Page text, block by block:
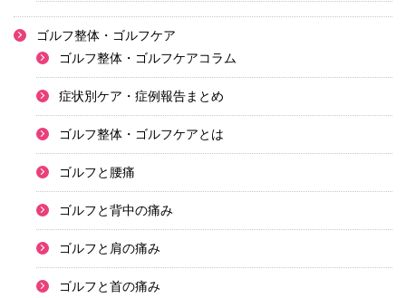
ゴルフ整体・ゴルフケア
ゴルフ整体・ゴルフケアコラム
症状別ケア・症例報告まとめ
ゴルフ整体・ゴルフケアとは
ゴルフと腰痛
ゴルフと背中の痛み
ゴルフと肩の痛み
ゴルフと首の痛み